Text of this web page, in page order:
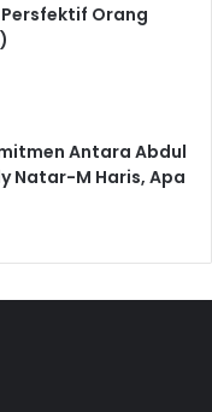
Orang
Antara Abdul
Natar-M Haris, Apa